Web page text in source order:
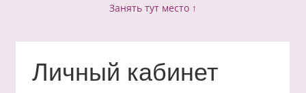
Занять тут место ↑
Личный кабинет